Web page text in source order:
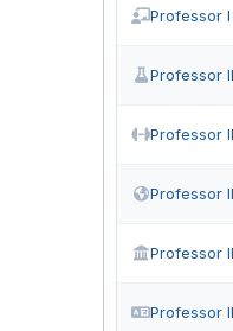
Professor I
Professor
Professor
Professor
Professor
Professor